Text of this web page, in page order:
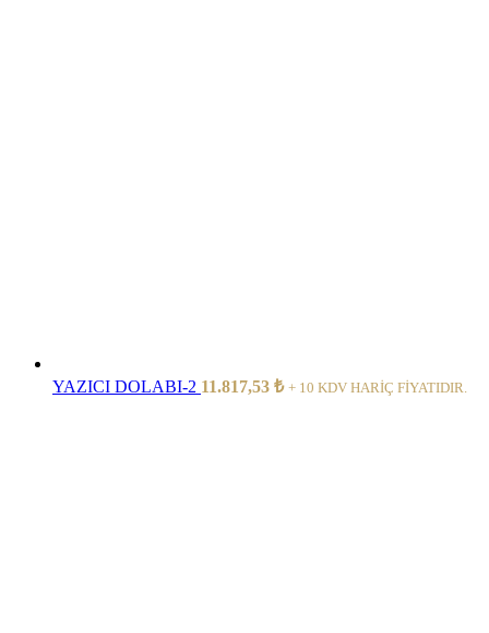
YAZICI DOLABI-2 11.817,53 ₺ + 10 KDV HARİÇ FİYATIDIR.